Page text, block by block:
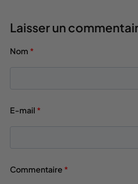
Laisser un
Nom *
E-mail *
Commentaire *